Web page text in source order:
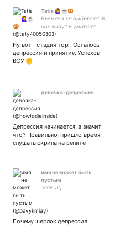
Tatia 🙋‍♀️☕️🥨
Времена не выбирают. В
них живут и умирают..
Ну вот - стадия торг. Осталось -
депрессия и принятие. Успехов
ВСУ!✊
девочка-депрессия
Депрессия начинается, а значит
что? Правильно, пришло время
слушать скрипа на репите
имя не может быть
пустым
злой intj
Почему шерлок депрессия